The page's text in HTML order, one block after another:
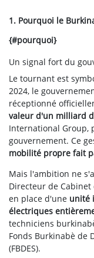
1. Pourquoi le
{#pourquoi}
Un signal fort du
Le tournant est
2024, le
réceptionné
valeur d'un milliard
International Group,
gouvernement. Ce
mobilité propre fait
Mais l'ambition ne
Directeur de Cabinet
en place d'une unité
électriques
techniciens
Fonds Burkinabè de
(FBDES).